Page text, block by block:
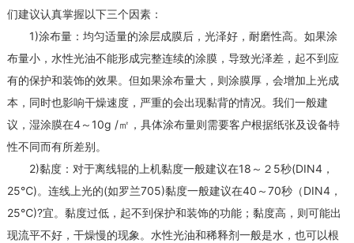
们建议认真掌握以下三个因素：
1)涂布量：均匀适量的涂层成膜后，光泽好，耐磨性高。如果涂
布量小，水性光油不能形成完整连续的涂膜，导致光泽差，起不到应
有的保护和装饰的效果。但如果涂布量大，则涂膜厚，会增加上光成
本，同时也影响干燥速度，严重的会出现黏背的情况。我们一般建
议，湿涂膜在4～10g /㎡，具体涂布量则需要客户根据纸张及设备特
性不同而有所差别。
2)黏度：对于离线辊的上机黏度一般建议在18～２5秒(DIN4，
25℃)。连线上光的(如罗兰705)黏度一般建议在40～70秒（DIN4，
25℃)?宜。黏度过低，起不到保护和装饰的功能；黏度高，则可能出
现流平不好，干燥慢的现象。水性光油和稀释剂一般是水，也可以根